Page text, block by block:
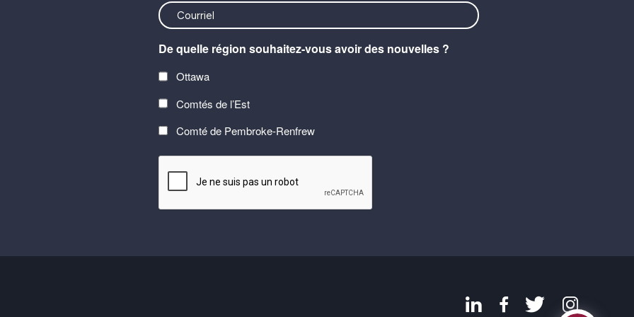
<font
color=#ffffff>Stay
connected
with
latest
at
plus
information
on
De quelle région souhaitez-vous avoir des nouvelles ?
Ottawa
Comtés de l’Est
Comté de Pembroke-Renfrew